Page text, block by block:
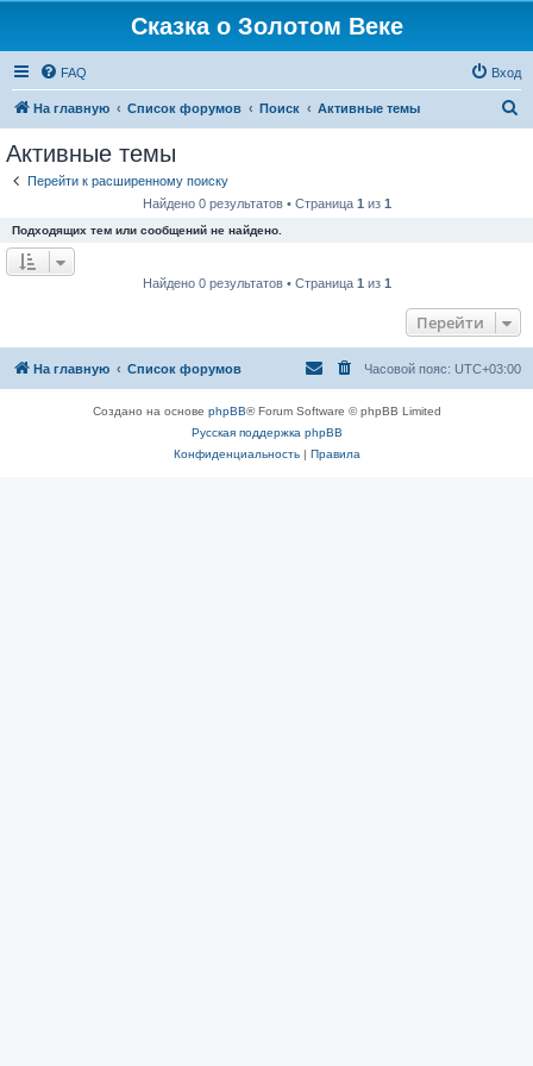
Сказка о Золотом Веке
FAQ Вход
На главную Список форумов Поиск Активные темы
Активные темы
Перейти к расширенному поиску
Найдено 0 результатов • Страница 1 из 1
Подходящих тем или сообщений не найдено.
Найдено 0 результатов • Страница 1 из 1
Перейти
На главную Список форумов Часовой пояс: UTC+03:00
Создано на основе phpBB® Forum Software © phpBB Limited
Русская поддержка phpBB
Конфиденциальность| Правила